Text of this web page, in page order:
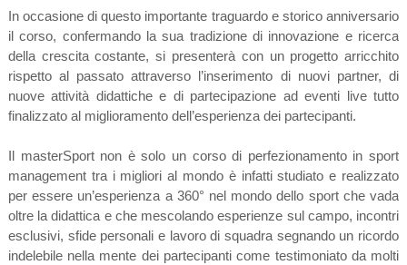
In occasione di questo importante traguardo e storico anniversario
il corso, confermando la sua tradizione di innovazione e ricerca
della crescita costante, si presenterà con un progetto arricchito
rispetto al passato attraverso l’inserimento di nuovi partner, di
nuove attività didattiche e di partecipazione ad eventi live tutto
finalizzato al miglioramento dell’esperienza dei partecipanti.
Il masterSport non è solo un corso di perfezionamento in sport
management tra i migliori al mondo è infatti studiato e realizzato
per essere un’esperienza a 360° nel mondo dello sport che vada
oltre la didattica e che mescolando esperienze sul campo, incontri
esclusivi, sfide personali e lavoro di squadra segnando un ricordo
indelebile nella mente dei partecipanti come testimoniato da molti